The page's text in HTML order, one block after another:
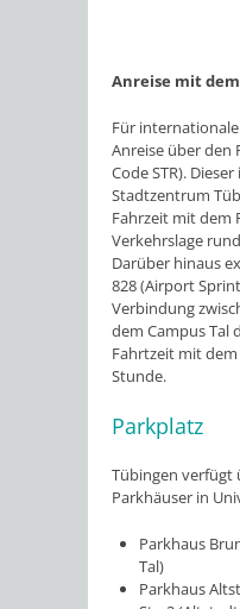
Anreise mit
Für
Anreise über den
Code STR).
Stadtzentrum
Fahrzeit mit dem
Verkehrslage
Darüber hinaus
828 (Airport
Verbindung
dem Campus Tal
Fahrtzeit mit
Stunde.
Parkplatz
Tübingen verfügt
Parkhäuser in
Parkhaus
Tal)
Parkhaus